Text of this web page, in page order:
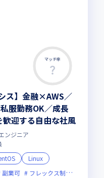
マッチ率
ス】金融×AWS／
服勤務OK／成長
迎する自由な社風
ンジニア
Linux
副業可 フレックス制度あり